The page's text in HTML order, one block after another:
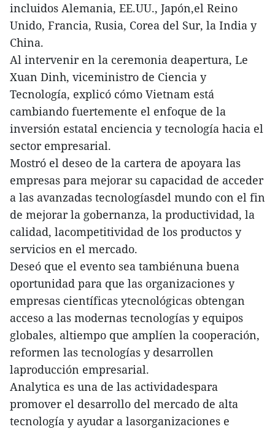
incluidos Alemania, EE.UU., Japón,el Reino
Unido, Francia, Rusia, Corea del Sur, la India y
China.
Al intervenir en la ceremonia deapertura, Le
Xuan Dinh, viceministro de Ciencia y
Tecnología, explicó cómo Vietnam está
cambiando fuertemente el enfoque de la
inversión estatal enciencia y tecnología hacia el
sector empresarial.
Mostró el deseo de la cartera de apoyara las
empresas para mejorar su capacidad de acceder
a las avanzadas tecnologíasdel mundo con el fin
de mejorar la gobernanza, la productividad, la
calidad, lacompetitividad de los productos y
servicios en el mercado.
Deseó que el evento sea tambiénuna buena
oportunidad para que las organizaciones y
empresas científicas ytecnológicas obtengan
acceso a las modernas tecnologías y equipos
globales, altiempo que amplíen la cooperación,
reformen las tecnologías y desarrollen
laproducción empresarial.
Analytica es una de las actividadespara
promover el desarrollo del mercado de alta
tecnología y ayudar a lasorganizaciones e